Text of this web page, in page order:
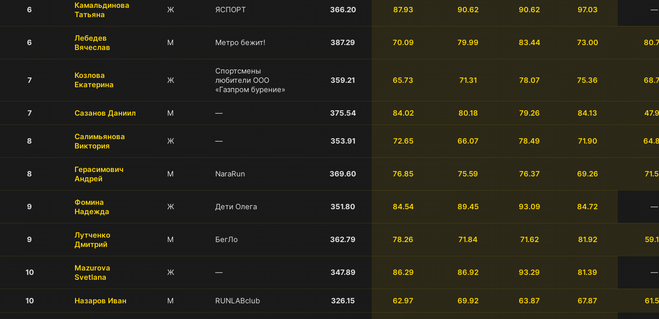
6
Камальдинова
Татьяна
Ж ЯСПОРТ 366.20 87.93 90.62 90.62 97.03 —
6
Лебедев
Вячеслав
М Метро бежит! 387.29 70.09 79.99 83.44 73.00
7
Козлова
Екатерина
Ж
Спортсмены
любители ООО
«Газпром бурение»
359.21 65.73 71.31 78.07 75.36
7 Сазанов Даниил М — 375.54 84.02 80.18 79.26 84.13
8
Салимьянова
Виктория
Ж — 353.91 72.65 66.07 78.49 71.90
8
Герасимович
Андрей
М NaraRun 369.60 76.85 75.59 76.37 69.26
9
Фомина
Надежда
Ж Дети Олега 351.80 84.54 89.45 93.09 84.72 —
9
Лутченко
Дмитрий
М БегЛо 362.79 78.26 71.84 71.62 81.92
10
Mazurova
Svetlana
Ж — 347.89 86.29 86.92 93.29 81.39 —
10 Назаров Иван М RUNLABclub 326.15 62.97 69.92 63.87 67.87